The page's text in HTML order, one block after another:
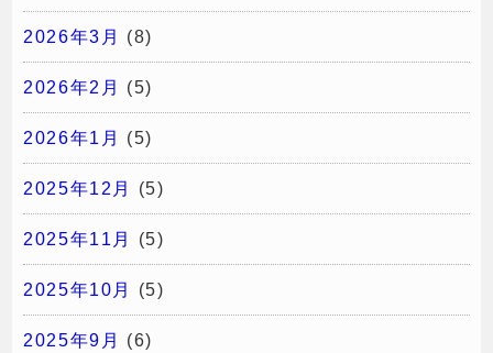
2026年3月 (8)
2026年2月 (5)
2026年1月 (5)
2025年12月 (5)
2025年11月 (5)
2025年10月 (5)
2025年9月 (6)